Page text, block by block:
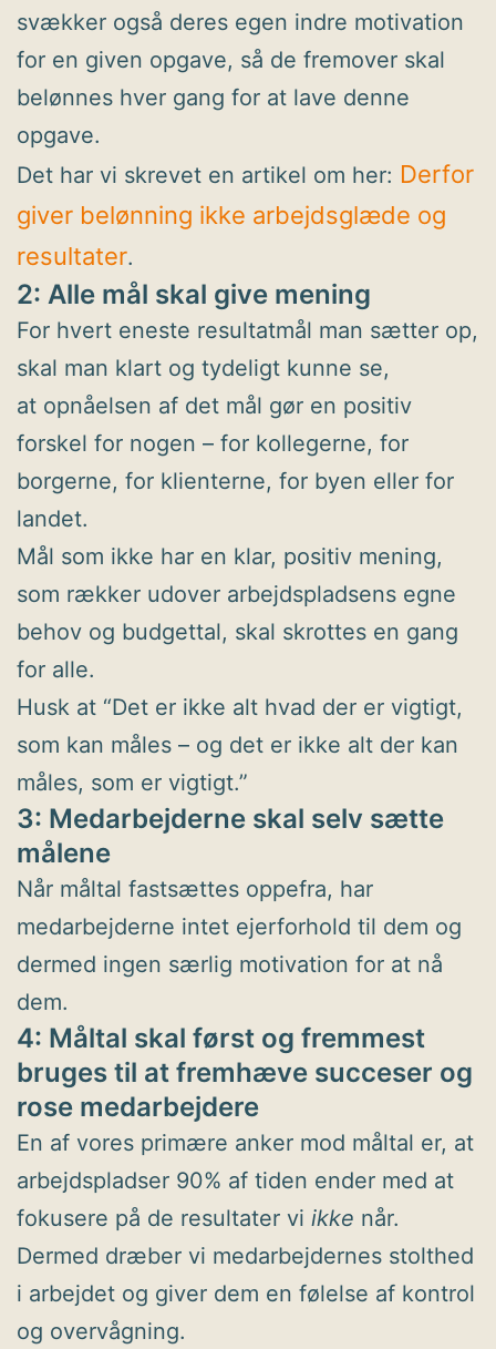
svækker også deres egen indre motivation
for en given opgave, så de fremover skal
belønnes hver gang for at lave denne
opgave.
Det har vi skrevet en artikel om her: Derfor
giver belønning ikke arbejdsglæde og
resultater.
2: Alle mål skal give mening
For hvert eneste resultatmål man sætter op,
skal man klart og tydeligt kunne se,
at opnåelsen af det mål gør en positiv
forskel for nogen – for kollegerne, for
borgerne, for klienterne, for byen eller for
landet.
Mål som ikke har en klar, positiv mening,
som rækker udover arbejdspladsens egne
behov og budgettal, skal skrottes en gang
for alle.
Husk at “Det er ikke alt hvad der er vigtigt,
som kan måles – og det er ikke alt der kan
måles, som er vigtigt.”
3: Medarbejderne skal selv sætte
målene
Når måltal fastsættes oppefra, har
medarbejderne intet ejerforhold til dem og
dermed ingen særlig motivation for at nå
dem.
4: Måltal skal først og fremmest
bruges til at fremhæve succeser og
rose medarbejdere
En af vores primære anker mod måltal er, at
arbejdspladser 90% af tiden ender med at
fokusere på de resultater vi ikke når.
Dermed dræber vi medarbejdernes stolthed
i arbejdet og giver dem en følelse af kontrol
og overvågning.